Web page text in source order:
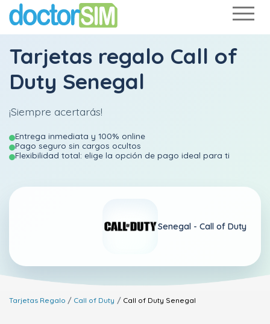
Tarjetas regalo Call of
Duty Senegal
¡Siempre acertarás!
Entrega inmediata y 100% online
Pago seguro sin cargos ocultos
Flexibilidad total: elige la opción de pago ideal para ti
Senegal - Call of Duty
Tarjetas Regalo Call of Duty Call of Duty Senegal